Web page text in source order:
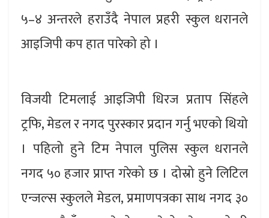
५–४ अन्तरले हराउँदै नेपाल प्रहरी स्कुल धरानले
आइजिपी कप हात पारेको हो ।
विजयी टिमलाई आइजिपी धिरज प्रताप सिंहले
ट्रफि, मेडल र नगद पुरस्कार प्रदान गर्नु भएको थियो
। पहिलो हुने टिम नेपाल पुलिस स्कुल धरानले
नगद ५० हजार प्राप्त गरेको छ । दोस्रो हुने लिटिल
एन्जल्स स्कुलले मेडल, प्रमाणपत्रका साथ नगद ३०